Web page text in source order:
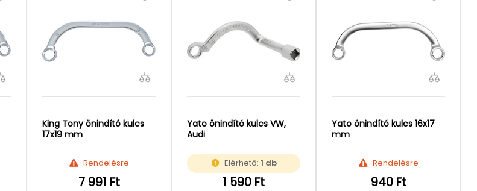
King Tony önindító kulcs
17x19 mm
Rendelésre
7 991 Ft
Yato önindító kulcs VW,
Audi
Elérhető:1 db
1 590 Ft
Yato önindító kulcs 16x17
mm
Rendelésre
940 Ft